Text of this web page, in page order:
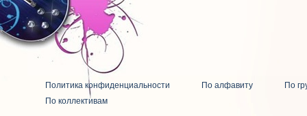
Политика конфиденциальности По алфавиту
По
По коллективам